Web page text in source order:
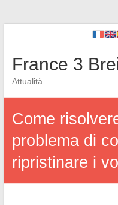
France 3
Attualità
Come
problema di
ripristinare i